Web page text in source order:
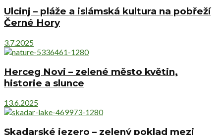
Ulcinj – pláže a islámská kultura na pobřeží
Černé Hory
3.7.2025
Herceg Novi – zelené město květin,
historie a slunce
13.6.2025
Skadarské jezero – zelený poklad mezi